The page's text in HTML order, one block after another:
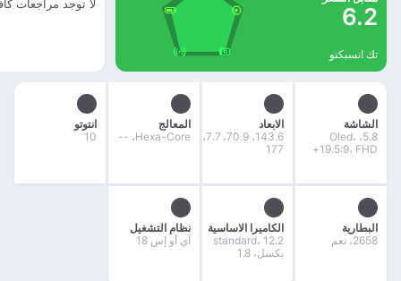
6.2
تك انسبكتو
لا توجد مراجعات
الشاشة
5.8، Oled،
19.5:9، FHD+
الابعاد
143.6، 70.9، 7.7،
177
المعالج
Hexa-Core، --
انتوتو
10
البطارية
2658، نعم
الكاميرا الاساسية
standard، 12.2
بكسل، 1.8
نظام التشغيل
آي أو إس 18